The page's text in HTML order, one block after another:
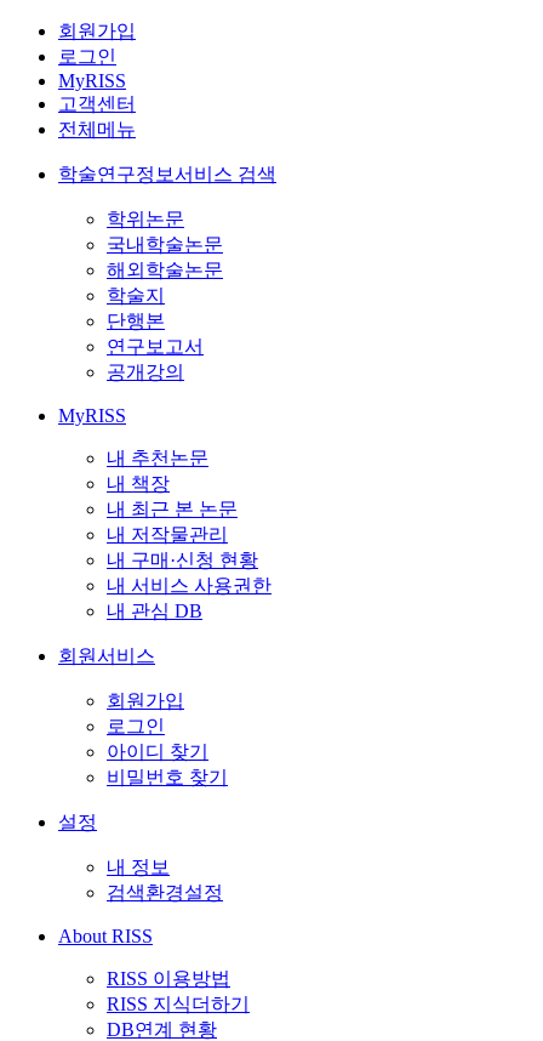
회원가입
로그인
MyRISS
고객센터
전체메뉴
학술연구정보서비스 검색
학위논문
국내학술논문
해외학술논문
학술지
단행본
연구보고서
공개강의
MyRISS
내 추천논문
내 책장
내 최근 본 논문
내 저작물관리
내 구매·신청 현황
내 서비스 사용권한
내 관심 DB
회원서비스
회원가입
로그인
아이디 찾기
비밀번호 찾기
설정
내 정보
검색환경설정
About RISS
RISS 이용방법
RISS 지식더하기
DB연계 현황